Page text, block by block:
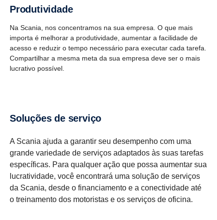
Produtividade
Na Scania, nos concentramos na sua empresa. O que mais
importa é melhorar a produtividade, aumentar a facilidade de
acesso e reduzir o tempo necessário para executar cada tarefa.
Compartilhar a mesma meta da sua empresa deve ser o mais
lucrativo possível.
Soluções de serviço
A Scania ajuda a garantir seu desempenho com uma
grande variedade de serviços adaptados às suas tarefas
específicas. Para qualquer ação que possa aumentar sua
lucratividade, você encontrará uma solução de serviços
da Scania, desde o financiamento e a conectividade até
o treinamento dos motoristas e os serviços de oficina.